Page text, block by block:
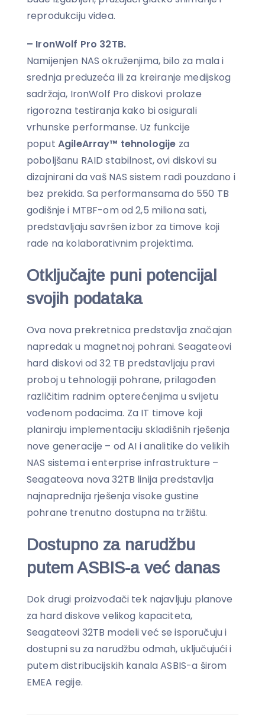
reprodukciju videa.
– IronWolf Pro 32TB.
Namijenjen NAS okruženjima, bilo za mala i
srednja preduzeća ili za kreiranje medijskog
sadržaja, IronWolf Pro diskovi prolaze
rigorozna testiranja kako bi osigurali
vrhunske performanse. Uz funkcije
poput AgileArray™ tehnologije za
poboljšanu RAID stabilnost, ovi diskovi su
dizajnirani da vaš NAS sistem radi pouzdano i
bez prekida. Sa performansama do 550 TB
godišnje i MTBF-om od 2,5 miliona sati,
predstavljaju savršen izbor za timove koji
rade na kolaborativnim projektima.
Otključajte puni potencijal
svojih podataka
Ova nova prekretnica predstavlja značajan
napredak u magnetnoj pohrani. Seagateovi
hard diskovi od 32 TB predstavljaju pravi
proboj u tehnologiji pohrane, prilagođen
različitim radnim opterećenjima u svijetu
vođenom podacima. Za IT timove koji
planiraju implementaciju skladišnih rješenja
nove generacije – od AI i analitike do velikih
NAS sistema i enterprise infrastrukture –
Seagateova nova 32TB linija predstavlja
najnaprednija rješenja visoke gustine
pohrane trenutno dostupna na tržištu.
Dostupno za narudžbu
putem ASBIS-a već danas
Dok drugi proizvođači tek najavljuju planove
za hard diskove velikog kapaciteta,
Seagateovi 32TB modeli već se isporučuju i
dostupni su za narudžbu odmah, uključujući i
putem distribucijskih kanala ASBIS-a širom
EMEA regije.